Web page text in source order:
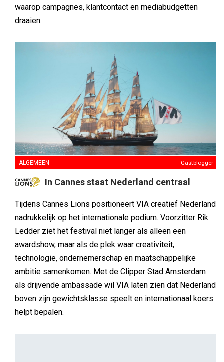
waarop campagnes, klantcontact en mediabudgetten
draaien.
ALGEMEEN Gastblogger
In Cannes staat Nederland centraal
Tijdens Cannes Lions positioneert VIA creatief Nederland
nadrukkelijk op het internationale podium. Voorzitter Rik
Ledder ziet het festival niet langer als alleen een
awardshow, maar als de plek waar creativiteit,
technologie, ondernemerschap en maatschappelijke
ambitie samenkomen. Met de Clipper Stad Amsterdam
als drijvende ambassade wil VIA laten zien dat Nederland
boven zijn gewichtsklasse speelt en internationaal koers
helpt bepalen.